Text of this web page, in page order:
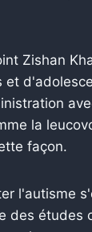
Zishan
et
la
façon.
l'autisme
des études